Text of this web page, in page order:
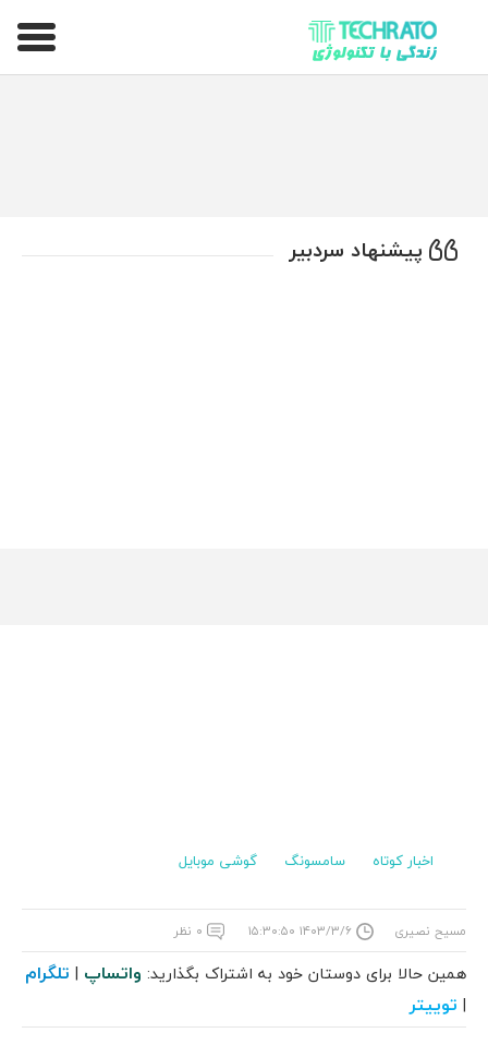
تکراتو – زندگی با تکنولوژی
پیشنهاد سردبیر
اخبار کوتاه سامسونگ گوشی موبایل
مسیح نصیری ۱۴۰۳/۳/۶ ۱۵:۳۰:۵۰ ۰ نظر
همین حالا برای دوستان خود به اشتراک بگذارید: واتساپ | تلگرام
| توییتر